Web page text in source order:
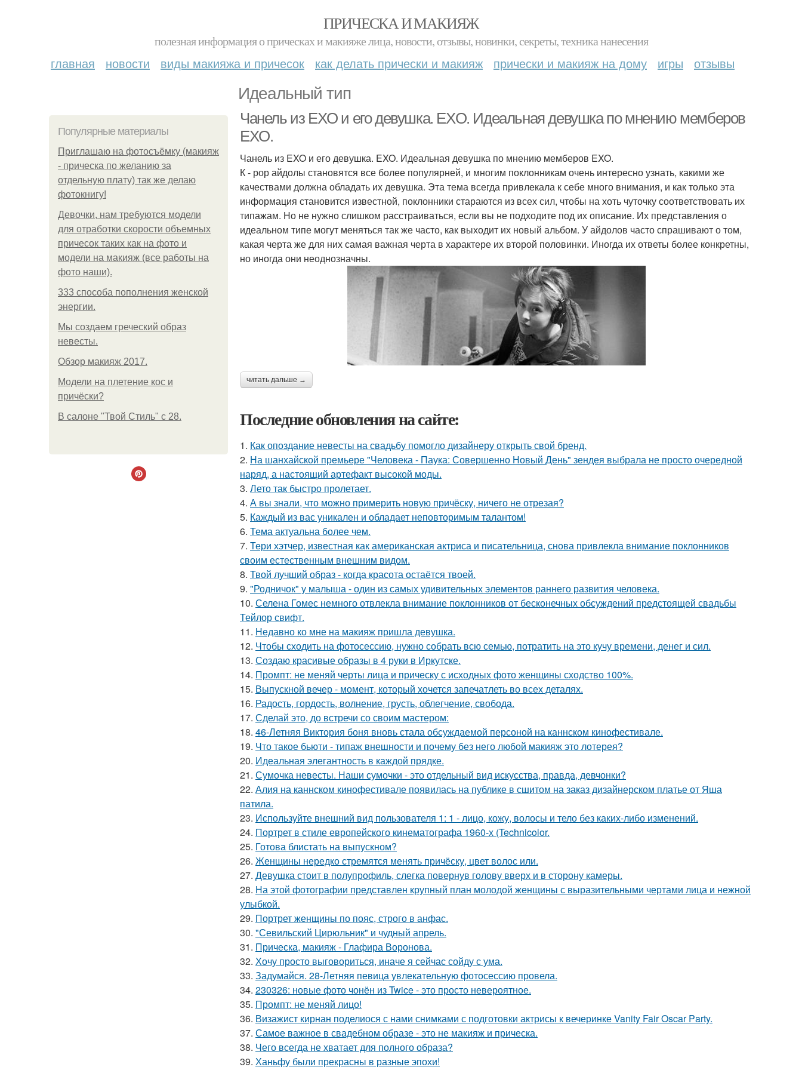
ПРИЧЕСКА И МАКИЯЖ
полезная информация о прическах и макияже лица, новости, отзывы, новинки, секреты, техника нанесения
главная новости виды макияжа и причесок как делать прически и макияж прически и макияж на дому игры отзывы
Идеальный тип
Популярные материалы
Приглашаю на фотосъёмку (макияж
- прическа по желанию за
отдельную плату) так же делаю
фотокнигу!
Девочки, нам требуются модели
для отработки скорости объемных
причесок таких как на фото и
модели на макияж (все работы на
фото наши).
333 способа пополнения женской
энергии.
Мы создаем греческий образ
невесты.
Обзор макияж 2017.
Модели на плетение кос и
причёски?
В салоне "Твой Стиль" с 28.
Чанель из EXO и его девушка. EXO. Идеальная девушка по мнению мемберов
EXO.
Чанель из EXO и его девушка. EXO. Идеальная девушка по мнению мемберов EXO.
К - рор айдолы становятся все более популярней, и многим поклонникам очень интересно узнать, какими же
качествами должна обладать их девушка. Эта тема всегда привлекала к себе много внимания, и как только эта
информация становится известной, поклонники стараются из всех сил, чтобы на хоть чуточку соответствовать их
типажам. Но не нужно слишком расстраиваться, если вы не подходите под их описание. Их представления о
идеальном типе могут меняться так же часто, как выходит их новый альбом. У айдолов часто спрашивают о том,
какая черта же для них самая важная черта в характере их второй половинки. Иногда их ответы более конкретны,
но иногда они неоднозначны.
читать дальше →
Последние обновления на сайте:
1. Как опоздание невесты на свадьбу помогло дизайнеру открыть свой бренд.
2. На шанхайской премьере "Человека - Паука: Совершенно Новый День" зендея выбрала не просто очередной
наряд, а настоящий артефакт высокой моды.
3. Лето так быстро пролетает.
4. А вы знали, что можно примерить новую причёску, ничего не отрезая?
5. Каждый из вас уникален и обладает неповторимым талантом!
6. Тема актуальна более чем.
7. Тери хэтчер, известная как американская актриса и писательница, снова привлекла внимание поклонников
своим естественным внешним видом.
8. Твой лучший образ - когда красота остаётся твоей.
9. "Родничок" у малыша - один из самых удивительных элементов раннего развития человека.
10. Селена Гомес немного отвлекла внимание поклонников от бесконечных обсуждений предстоящей свадьбы
Тейлор свифт.
11. Недавно ко мне на макияж пришла девушка.
12. Чтобы сходить на фотосессию, нужно собрать всю семью, потратить на это кучу времени, денег и сил.
13. Создаю красивые образы в 4 руки в Иркутске.
14. Промпт: не меняй черты лица и прическу с исходных фото женщины сходство 100%.
15. Выпускной вечер - момент, который хочется запечатлеть во всех деталях.
16. Радость, гордость, волнение, грусть, облегчение, свобода.
17. Сделай это, до встречи со своим мастером:
18. 46-Летняя Виктория боня вновь стала обсуждаемой персоной на каннском кинофестивале.
19. Что такое бьюти - типаж внешности и почему без него любой макияж это лотерея?
20. Идеальная элегантность в каждой прядке.
21. Сумочка невесты. Наши сумочки - это отдельный вид искусства, правда, девчонки?
22. Алия на каннском кинофестивале появилась на публике в сшитом на заказ дизайнерском платье от Яша
патила.
23. Используйте внешний вид пользователя 1: 1 - лицо, кожу, волосы и тело без каких-либо изменений.
24. Портрет в стиле европейского кинематографа 1960-х (Technicolor.
25. Готова блистать на выпускном?
26. Женщины нередко стремятся менять причёску, цвет волос или.
27. Девушка стоит в полупрофиль, слегка повернув голову вверх и в сторону камеры.
28. На этой фотографии представлен крупный план молодой женщины с выразительными чертами лица и нежной
улыбкой.
29. Портрет женщины по пояс, строго в анфас.
30. "Севильский Цирюльник" и чудный апрель.
31. Прическа, макияж - Глафира Воронова.
32. Хочу просто выговориться, иначе я сейчас сойду с ума.
33. Задумайся. 28-Летняя певица увлекательную фотосессию провела.
34. 230326: новые фото чонён из Twice - это просто невероятное.
35. Промпт: не меняй лицо!
36. Визажист кирнан поделиося с нами снимками с подготовки актрисы к вечеринке Vanity Fair Oscar Party.
37. Самое важное в свадебном образе - это не макияж и прическа.
38. Чего всегда не хватает для полного образа?
39. Ханьфу были прекрасны в разные эпохи!